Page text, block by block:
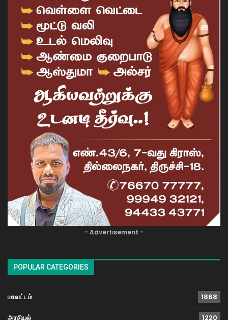
- Advertisement -
POPULAR CATEGORIES
மாவட்டம் 1868
அரசியல் 1220